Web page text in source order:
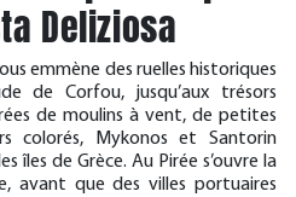
Deliziosa
emmène des ruelles historiques
de Corfou, jusqu’aux trésors
de moulins à vent, de petites
colorés, Mykonos et Santorin
îles de Grèce. Au Pirée s’ouvre la
avant que des villes portuaires